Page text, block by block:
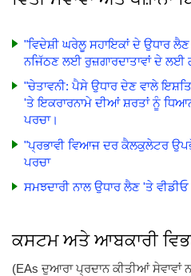
"ਵਿਦੇਸ਼ੀ ਘਰੇਲੂ ਸਹਾਇਕਾਂ ਦੇ ਉਧਾਰ
ਨਜਿੱਠਣ ਲਈ ਰੁਜ਼ਗਾਰਦਾਤਾਵਾਂ ਦੇ ਲਈ
"ਚੇਤਾਵਨੀ: ਪੈਸੇ ਉਧਾਰ ਦੇਣ ਵਾਲੇ
'ਤੇ ਇਕਰਾਰਨਾਮੇ ਦੀਆਂ ਸ਼ਰਤਾਂ ਨੂੰ
ਪਰਚਾ।
"ਪ੍ਰਭਾਵੀ ਵਿਆਜ ਦਰ ਕੈਲਕੁਲੇਟਰ
ਪਰਚਾ
ਸਮਝਦਾਰੀ ਨਾਲ ਉਧਾਰ ਲੈਣ 'ਤੇ ਵੀਡੀਓ
ਕਸਟਮ ਅਤੇ ਆਬਕਾਰੀ
(EAs ਦੁਆਰਾ ਪ੍ਰਦਾਨ ਕੀਤੀਆਂ